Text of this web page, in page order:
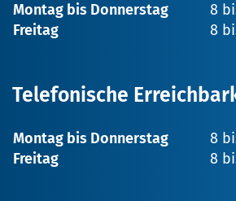
Montag bis Donnerstag
8
Freitag
8
Telefonische
Montag bis Donnerstag
8
Freitag
8